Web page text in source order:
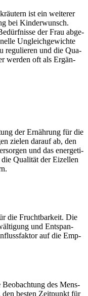
ist ein wei­te­rer
bei Kin­der­wunsch.
der Frau abge­
Ungleich­ge­wich­te
regu­lie­ren und die Qua­
wer­den oft als Ergän­
der Ernäh­rung für die
zie­len dar­auf ab, den
und das ener­ge­ti­
Qua­li­tät der Eizel­len
die Frucht­bar­keit. Die
und Ent­span­
auf die Emp­
des Mens­
bes­ten Zeit­punkt für